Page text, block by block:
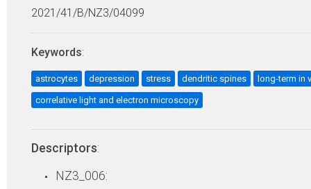
2021/41/B/NZ3/04099
Keywords:
astrocytes depression stress dendritic spines long-term in
correlative light and electron microscopy
Descriptors:
NZ3_006: